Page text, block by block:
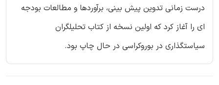
درست زمانی تدوین پیش بینی، برآوردها و مطالعات بودجه
ای را آغاز کرد که اولین نسخه از کتاب تحلیلگران
سیاستگذاری در بوروکراسی در حال چاپ بود.